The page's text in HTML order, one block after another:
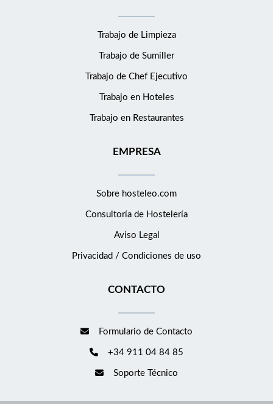
Trabajo de Limpieza
Trabajo de Sumiller
Trabajo de Chef Ejecutivo
Trabajo en Hoteles
Trabajo en Restaurantes
EMPRESA
Sobre hosteleo.com
Consultoría de Hostelería
Aviso Legal
Privacidad / Condiciones de uso
CONTACTO
Formulario de Contacto
+34 911 04 84 85
Soporte Técnico